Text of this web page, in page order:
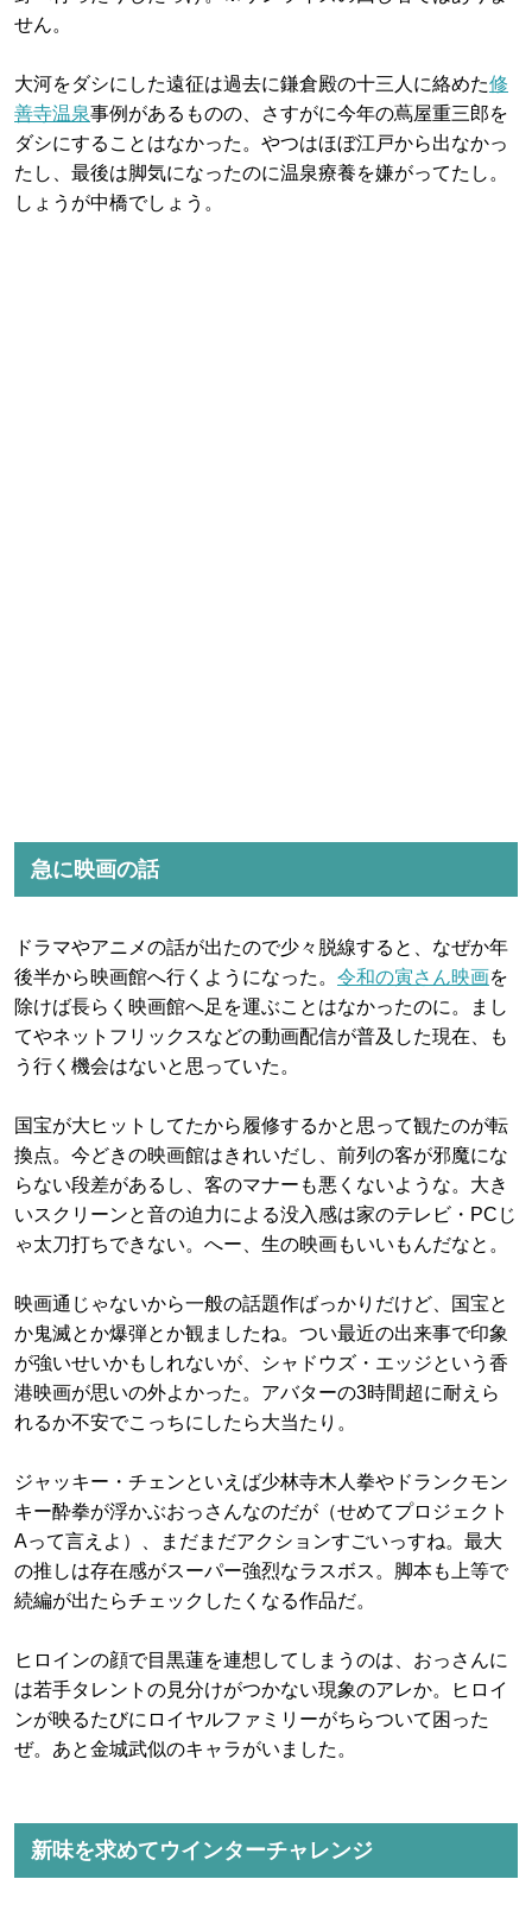
せん。
大河をダシにした遠征は過去に鎌倉殿の十三人に絡めた修
善寺温泉事例があるものの、さすがに今年の蔦屋重三郎を
ダシにすることはなかった。やつはほぼ江戸から出なかっ
たし、最後は脚気になったのに温泉療養を嫌がってたし。
しょうが中橋でしょう。
急に映画の話
ドラマやアニメの話が出たので少々脱線すると、なぜか年
後半から映画館へ行くようになった。 令和の寅さん映画を
除けば長らく映画館へ足を運ぶことはなかったのに。まし
てやネットフリックスなどの動画配信が普及した現在、も
う行く機会はないと思っていた。
国宝が大ヒットしてたから履修するかと思って観たのが転
換点。今どきの映画館はきれいだし、前列の客が邪魔にな
らない段差があるし、客のマナーも悪くないような。大き
いスクリーンと音の迫力による没入感は家のテレビ・PCじ
ゃ太刀打ちできない。へー、生の映画もいいもんだなと。
映画通じゃないから一般の話題作ばっかりだけど、国宝と
か鬼滅とか爆弾とか観ましたね。つい最近の出来事で印象
が強いせいかもしれないが、シャドウズ・エッジという香
港映画が思いの外よかった。アバターの3時間超に耐えら
れるか不安でこっちにしたら大当たり。
ジャッキー・チェンといえば少林寺木人拳やドランクモン
キー酔拳が浮かぶおっさんなのだが（せめてプロジェクト
Aって言えよ）、まだまだアクションすごいっすね。最大
の推しは存在感がスーパー強烈なラスボス。脚本も上等で
続編が出たらチェックしたくなる作品だ。
ヒロインの顔で目黒蓮を連想してしまうのは、おっさんに
は若手タレントの見分けがつかない現象のアレか。ヒロイ
ンが映るたびにロイヤルファミリーがちらついて困った
ぜ。あと金城武似のキャラがいました。
新味を求めてウインターチャレンジ